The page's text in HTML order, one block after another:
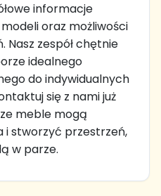
informacje
oraz możliwości
Nasz zespół chętnie
idealnego
do indywidualnych
się z nami już
meble mogą
i stworzyć przestrzeń,
w parze.